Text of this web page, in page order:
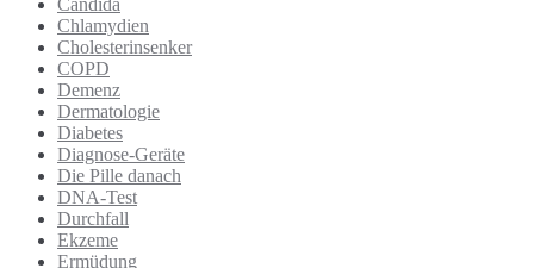
Candida
Chlamydien
Cholesterinsenker
COPD
Demenz
Dermatologie
Diabetes
Diagnose-Geräte
Die Pille danach
DNA-Test
Durchfall
Ekzeme
Ermüdung